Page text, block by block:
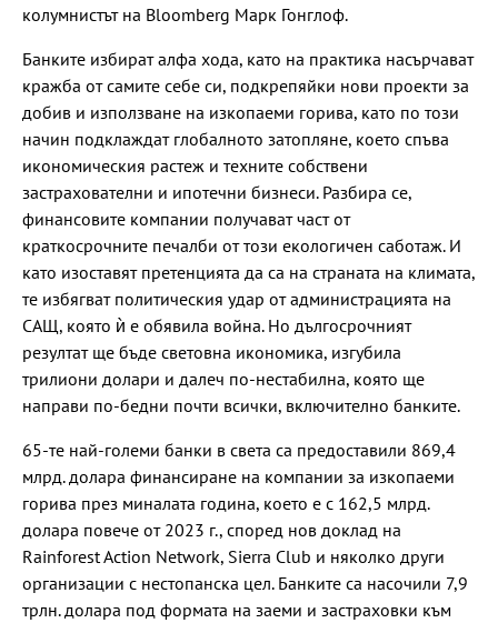
колумнистът на Bloomberg Марк Гонглоф.
Банките избират алфа хода, като на практика насърчават
кражба от самите себе си, подкрепяйки нови проекти за
добив и използване на изкопаеми горива, като по този
начин подклаждат глобалното затопляне, което спъва
икономическия растеж и техните собствени
застрахователни и ипотечни бизнеси. Разбира се,
финансовите компании получават част от
краткосрочните печалби от този екологичен саботаж. И
като изоставят претенцията да са на страната на климата,
те избягват политическия удар от администрацията на
САЩ, която ѝ е обявила война. Но дългосрочният
резултат ще бъде световна икономика, изгубила
трилиони долари и далеч по-нестабилна, която ще
направи по-бедни почти всички, включително банките.
65-те най-големи банки в света са предоставили 869,4
млрд. долара финансиране на компании за изкопаеми
горива през миналата година, което е с 162,5 млрд.
долара повече от 2023 г., според нов доклад на
Rainforest Action Network, Sierra Club и няколко други
организации с нестопанска цел. Банките са насочили 7,9
трлн. долара под формата на заеми и застраховки към